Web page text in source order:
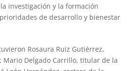
investigación y la formación
de desarrollo y bienestar
Rosaura Ruiz Gutiérrez,
Mario Delgado Carrillo, titular de la